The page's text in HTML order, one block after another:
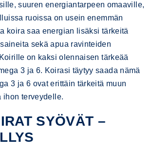
suuren energiantarpeen omaaville,
ruoissa on usein enemmän
koira saa energian lisäksi tärkeitä
sekä apua ravinteiden
on kaksi olennaisen tärkeää
3 ja 6. Koirasi täytyy saada nämä
3 ja 6 ovat erittäin tärkeitä muun
ihon terveydelle.
SYÖVÄT –